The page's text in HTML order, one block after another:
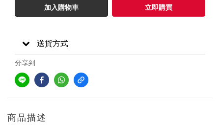
加入購物車 立即購買
送貨方式
分享到
商品描述